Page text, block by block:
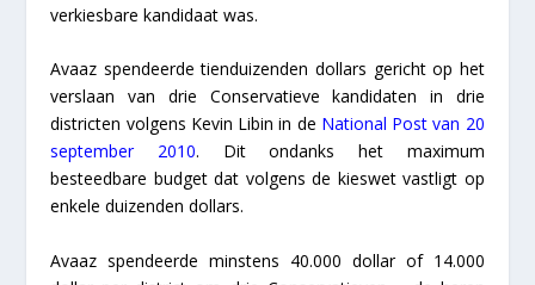
verkiesbare kandidaat was.
Avaaz spendeerde tienduizenden dollars gericht op het
verslaan van drie Conservatieve kandidaten in drie
districten volgens Kevin Libin in de National Post van 20
september 2010. Dit ondanks het maximum
besteedbare budget dat volgens de kieswet vastligt op
enkele duizenden dollars.
Avaaz spendeerde minstens 40.000 dollar of 14.000